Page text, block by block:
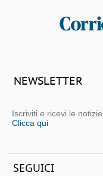
NEWSLETTER
Iscriviti e ricevi le
Clicca qui
SEGUICI